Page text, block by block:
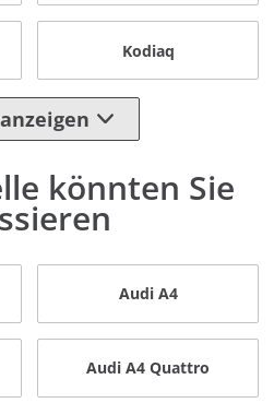
Kodiaq
könnten Sie
Audi A4
Audi A4 Quattro